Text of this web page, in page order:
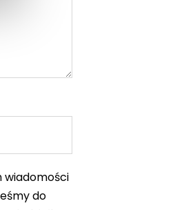
wiadomości
do